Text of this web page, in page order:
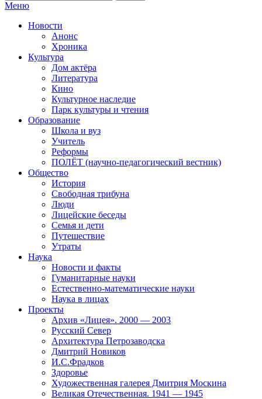
Меню
Новости
Анонс
Хроника
Культура
Дом актёра
Литература
Кино
Культурное наследие
Парк культуры и чтения
Образование
Школа и вуз
Учитель
Реформы
ПОЛЁТ (научно-педагогический вестник)
Общество
История
Свободная трибуна
Люди
Лицейские беседы
Семья и дети
Путешествие
Утраты
Наука
Новости и факты
Гуманитарные науки
Естественно-математические науки
Наука в лицах
Проекты
Архив «Лицея». 2000 — 2003
Русский Север
Архитектура Петрозаводска
Дмитрий Новиков
И.С.Фрадков
Здоровье
Художественная галерея Дмитрия Москина
Великая Отечественная. 1941 — 1945